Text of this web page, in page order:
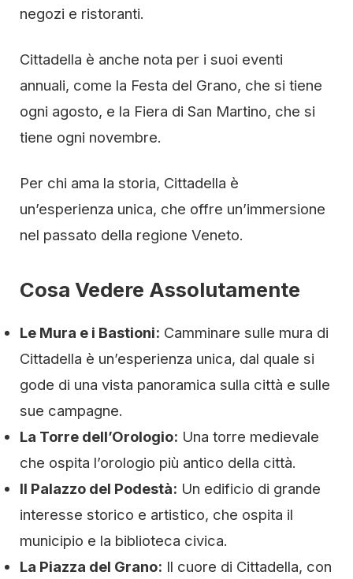
negozi e ristoranti.
Cittadella è anche nota per i suoi eventi
annuali, come la Festa del Grano, che si tiene
ogni agosto, e la Fiera di San Martino, che si
tiene ogni novembre.
Per chi ama la storia, Cittadella è
un’esperienza unica, che offre un’immersione
nel passato della regione Veneto.
Cosa Vedere Assolutamente
Le Mura e i Bastioni: Camminare sulle mura di
Cittadella è un’esperienza unica, dal quale si
gode di una vista panoramica sulla città e sulle
sue campagne.
La Torre dell’Orologio: Una torre medievale
che ospita l’orologio più antico della città.
Il Palazzo del Podestà: Un edificio di grande
interesse storico e artistico, che ospita il
municipio e la biblioteca civica.
La Piazza del Grano: Il cuore di Cittadella, con